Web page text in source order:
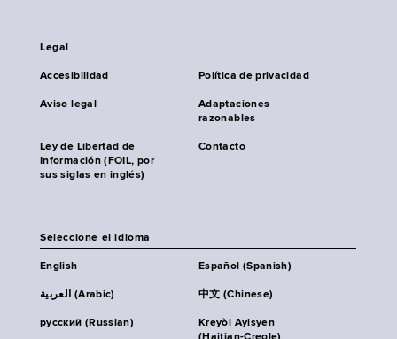
Legal
Accesibilidad Política de privacidad
Aviso legal
Adaptaciones
razonables
Ley de Libertad de
Información (FOIL, por
sus siglas en inglés)
Contacto
Seleccione el idioma
English Español (Spanish)
العربية (Arabic) 中文 (Chinese)
русский (Russian)
Kreyòl Ayisyen